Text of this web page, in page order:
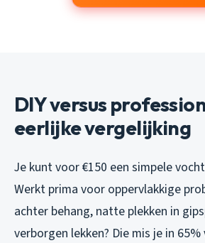
DIY versus
eerlijke vergelijking
Je kunt voor €150 een simpele
Werkt prima voor oppervlakkige
achter behang, natte plekken in
verborgen lekken? Die mis je in